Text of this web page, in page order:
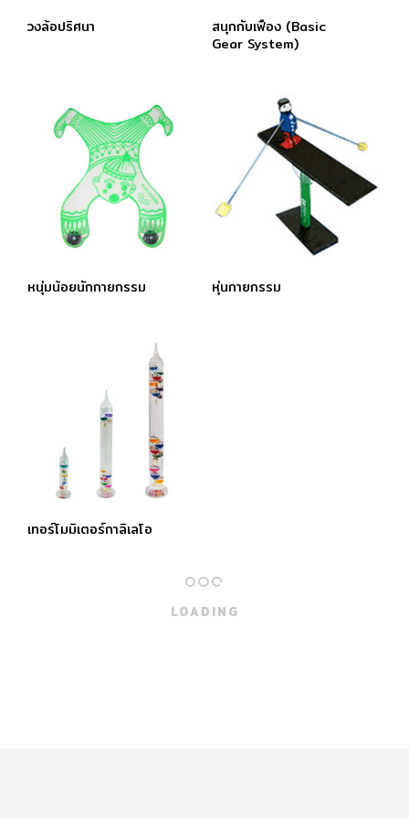
วงล้อปริศนา
สนุกกับเฟือง (Basic
Gear System)
หนุ่มน้อยนักกายกรรม หุ่นกายกรรม
เทอร์โมมิเตอร์กาลิเลโอ
LOADING